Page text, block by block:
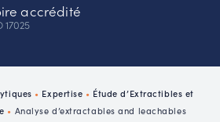
accrédité
17025
• Expertise • Étude d’Extractibles et
• Analyse d’extractables and leachables